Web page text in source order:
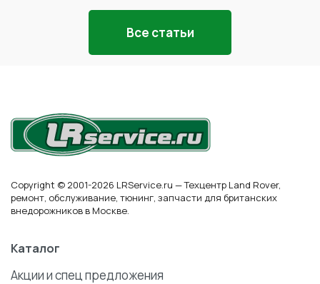
Все статьи
Copyright © 2001-2026 LRService.ru — Техцентр Land Rover,
ремонт, обслуживание, тюнинг, запчасти для британских
внедорожников в Москве.
Каталог
Акции и спец предложения